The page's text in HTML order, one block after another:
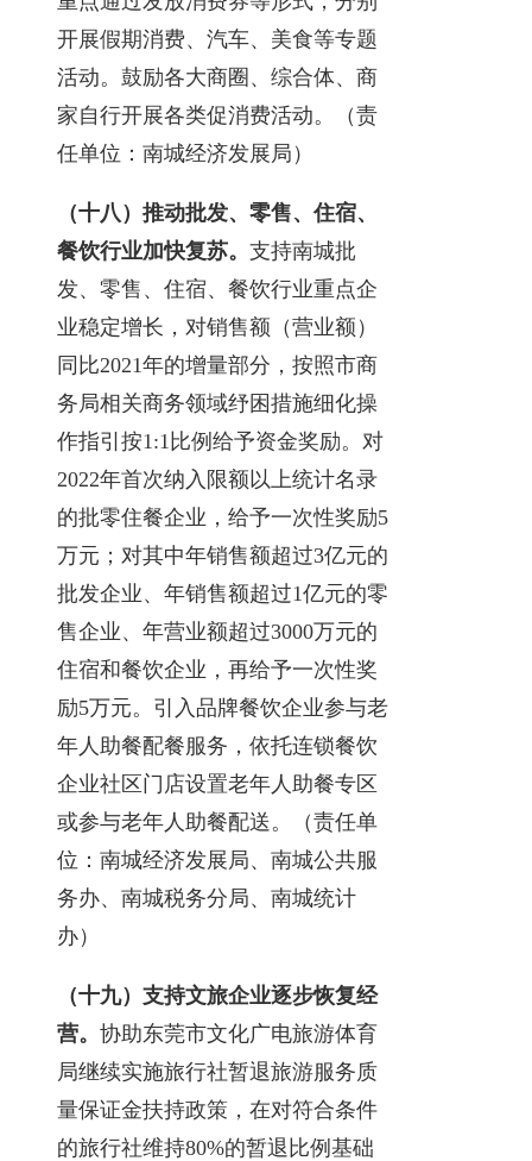
开展假期消费、汽车、美食等专题
活动。鼓励各大商圈、综合体、商
家自行开展各类促消费活动。（责
任单位：南城经济发展局）
（十八）推动批发、零售、住宿、
餐饮行业加快复苏。 支持南城批
发、零售、住宿、餐饮行业重点企
业稳定增长，对销售额（营业额）
同比2021年的增量部分，按照市商
务局相关商务领域纾困措施细化操
作指引按1:1比例给予资金奖励。对
2022年首次纳入限额以上统计名录
的批零住餐企业，给予一次性奖励5
万元；对其中年销售额超过3亿元的
批发企业、年销售额超过1亿元的零
售企业、年营业额超过3000万元的
住宿和餐饮企业，再给予一次性奖
励5万元。引入品牌餐饮企业参与老
年人助餐配餐服务，依托连锁餐饮
企业社区门店设置老年人助餐专区
或参与老年人助餐配送。（责任单
位：南城经济发展局、南城公共服
务办、南城税务分局、南城统计
办）
（十九）支持文旅企业逐步恢复经
营。 协助东莞市文化广电旅游体育
局继续实施旅行社暂退旅游服务质
量保证金扶持政策，在对符合条件
的旅行社维持80%的暂退比例基础